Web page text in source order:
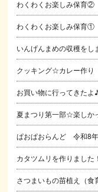
わくわくお楽しみ保育②
わくわくお楽しみ保育①
いんげんまめの収穫をし
クッキング☆カレー作り
お買い物に行ってきたよ
夏まつり第一部☆楽しか
ぱおぱおらんど 令和8
カタツムリを作りました！
さつまいもの苗植え（食